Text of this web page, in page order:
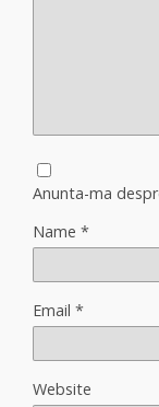
Anunta-ma
Name *
Email *
Website